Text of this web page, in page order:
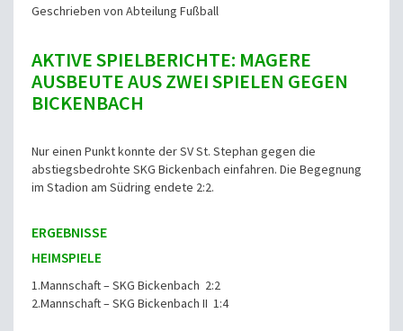
Geschrieben von Abteilung Fußball
AKTIVE SPIELBERICHTE: MAGERE
AUSBEUTE AUS ZWEI SPIELEN GEGEN
BICKENBACH
Nur einen Punkt konnte der SV St. Stephan gegen die
abstiegsbedrohte SKG Bickenbach einfahren. Die Begegnung
im Stadion am Südring endete 2:2.
ERGEBNISSE
HEIMSPIELE
1.Mannschaft – SKG Bickenbach 2:2
2.Mannschaft – SKG Bickenbach II 1:4